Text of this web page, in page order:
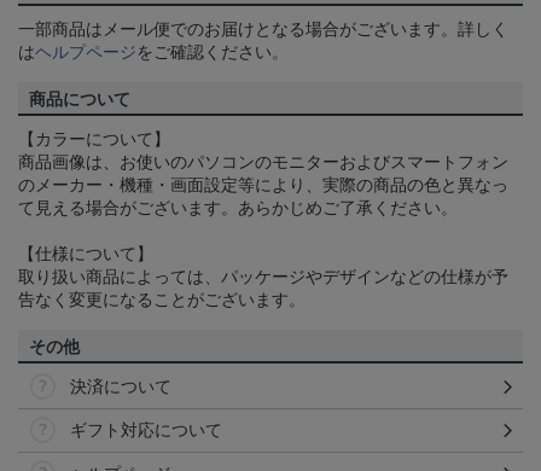
一部商品はメール便でのお届けとなる場合がございます。詳しく
はヘルプページをご確認ください。
商品について
【カラーについて】
商品画像は、お使いのパソコンのモニターおよびスマートフォン
のメーカー・機種・画面設定等により、実際の商品の色と異なっ
て見える場合がございます。あらかじめご了承ください。
【仕様について】
取り扱い商品によっては、パッケージやデザインなどの仕様が予
告なく変更になることがございます。
その他
決済について
ギフト対応について